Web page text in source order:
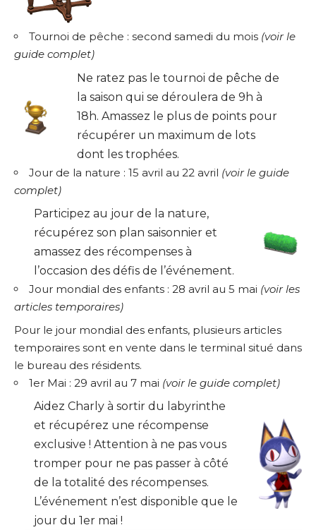
Tournoi de pêche : second samedi du mois (voir le
guide complet)
Ne ratez pas le tournoi de pêche de
la saison qui se déroulera de 9h à
18h. Amassez le plus de points pour
récupérer un maximum de lots
dont les trophées.
Jour de la nature : 15 avril au 22 avril (voir le guide
complet)
Participez au jour de la nature,
récupérez son plan saisonnier et
amassez des récompenses à
l’occasion des défis de l’événement.
Jour mondial des enfants : 28 avril au 5 mai (voir les
articles temporaires)
Pour le jour mondial des enfants, plusieurs articles
temporaires sont en vente dans le terminal situé dans
le bureau des résidents.
1er Mai : 29 avril au 7 mai (voir le guide complet)
Aidez Charly à sortir du labyrinthe
et récupérez une récompense
exclusive ! Attention à ne pas vous
tromper pour ne pas passer à côté
de la totalité des récompenses.
L’événement n’est disponible que le
jour du 1er mai !